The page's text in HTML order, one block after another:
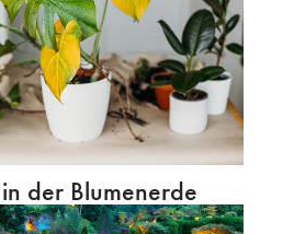
der Blumenerde